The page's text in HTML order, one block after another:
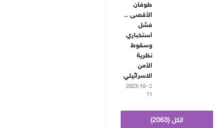
طوفان
الأقصى ..
فشل
استخباري
وسقوط
نظرية
الأمن
الاسرائيلي
2023-10-
11
الكل (2063)